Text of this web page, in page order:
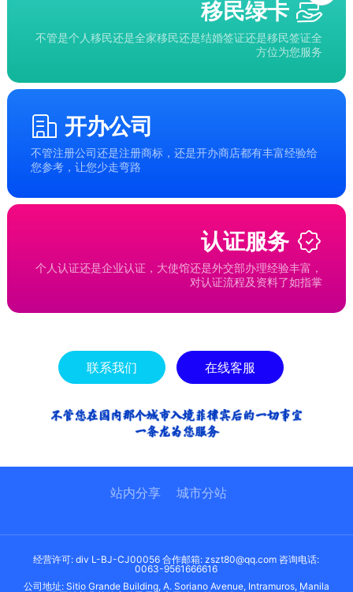
移民绿卡
不管是个人移民还是全家移民还是结婚签证还是移民签证全
方位为您服务
开办公司
不管注册公司还是注册商标，还是开办商店都有丰富经验给
您参考，让您少走弯路
认证服务
个人认证还是企业认证，大使馆还是外交部办理经验丰富，
对认证流程及资料了如指掌
联系我们 在线客服
站内分享 城市分站
经营许可: div L-BJ-CJ00056 合作邮箱: zszt80@qq.com 咨询电话:
0063-9561666616
公司地址: Sitio Grande Building, A. Soriano Avenue, Intramuros, Manila